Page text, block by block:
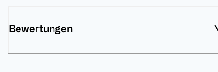
Bewertungen